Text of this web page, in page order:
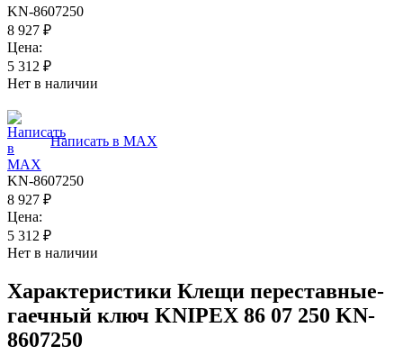
KN-8607250
8 927 ₽
Цена:
5 312 ₽
Нет в наличии
Написать в MAX
KN-8607250
8 927 ₽
Цена:
5 312 ₽
Нет в наличии
Характеристики Клещи переставные-
гаечный ключ KNIPEX 86 07 250 KN-
8607250